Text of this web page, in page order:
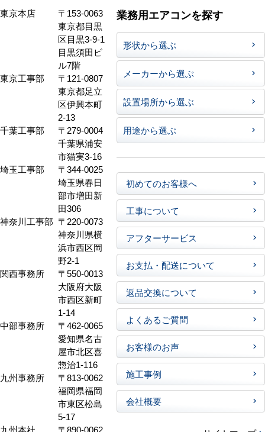
東京本店
〒153-0063
東京都目黒
区目黒3-9-1
目黒須田ビ
ル7階
東京工事部
〒121-0807
東京都足立
区伊興本町
2-13
千葉工事部
〒279-0004
千葉県浦安
市猫実3-16
埼玉工事部
〒344-0025
埼玉県春日
部市増田新
田306
神奈川工事部 〒220-0073
神奈川県横
浜市西区岡
野2-1
関西事務所
〒550-0013
大阪府大阪
市西区新町
1-14
中部事務所
〒462-0065
愛知県名古
屋市北区喜
惣治1-116
九州事務所
〒813-0062
福岡県福岡
市東区松島
5-17
九州本社
〒890-0062
業務用エアコンを探す
形状から選ぶ
メーカーから選ぶ
設置場所から選ぶ
用途から選ぶ
初めてのお客様へ
工事について
アフターサービス
お支払・配送について
返品交換について
よくあるご質問
お客様のお声
施工事例
会社概要